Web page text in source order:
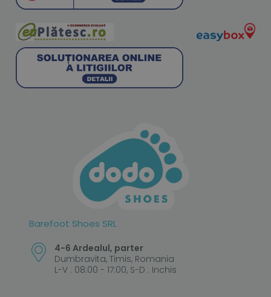
Barefoot Shoes SRL
4-6 Ardealul, parter
Dumbravita, Timis, Romania
L-V : 08:00 - 17:00, S-D : Inchis